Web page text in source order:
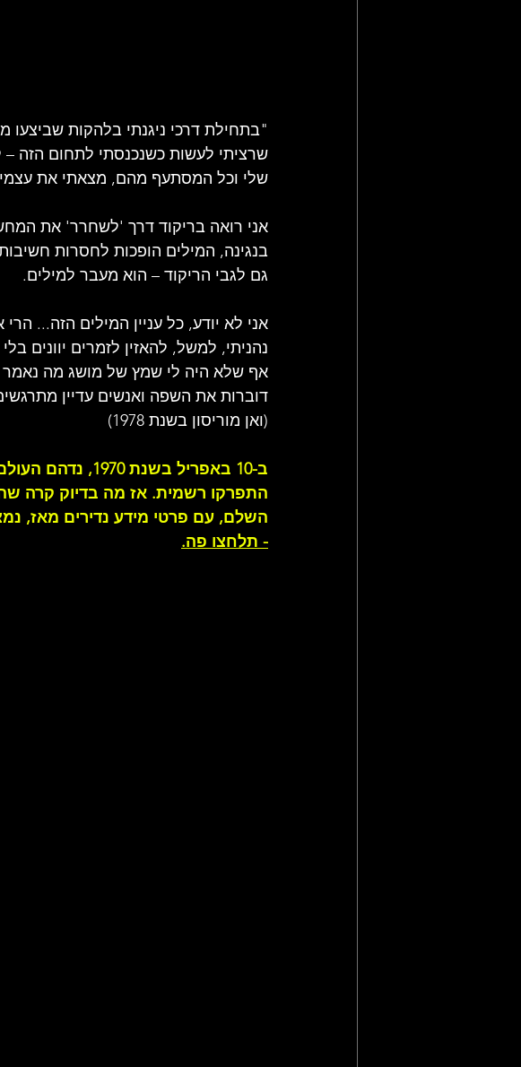
"בתחילת דרכי ניגנתי בלהקות
שרציתי לעשות כשנכנסתי לתחום הזה
שלי וכל המסתעף מהם, מצאתי את עצמי
אני רואה בריקוד דרך 'לשחרר' את
בנגינה, המילים הופכות לחסרות
גם לגבי הריקוד – הוא מעבר למילים.
אני לא יודע, כל עניין המילים הזה...
נהניתי, למשל, להאזין לזמרים יוונים
אף שלא היה לי שמץ של מושג מה נאמר
דוברות את השפה ואנשים עדיין
(ואן מוריסון בשנת 1978)
ב-10 באפריל
התפרקו רשמית. אז מה בדיוק קרה
השלם, עם פרטי מידע נדירים מאז,
- תלחצו פה.